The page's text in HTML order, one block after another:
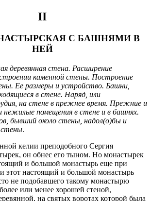
II
С БАШНЯМИ В
НЕЙ
деревянная стена. Расширение
каменной стены. Построение
Ее размеры и устройство. Башни,
в стене. Наряд, или
на стене в прежнее время. Прежние и
помещения в стене и в башнях.
бывший около стены, надол(о)бы и
.
келии преподобного Сергия
он обнес его тыном. Но монастырек
и большой монастырь еще при
этот настоящий и большой монастырь
не подобавшего такому монастырю
или менее хорошей стеной,
на святых воротах которой была